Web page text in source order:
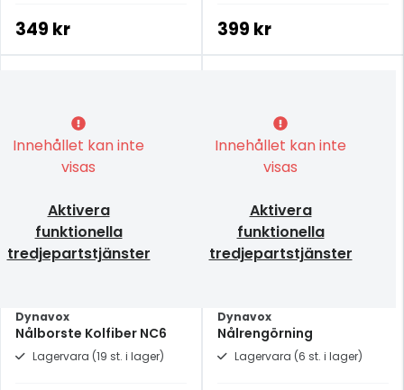
349 kr 399 kr
Innehållet kan inte
visas
Aktivera
funktionella
tredjepartstjänster
Dynavox
Nålborste Kolfiber NC6
Lagervara (19 st. i lager)
Innehållet kan inte
visas
Aktivera
funktionella
tredjepartstjänster
Dynavox
Nålrengörning
Lagervara (6 st. i lager)